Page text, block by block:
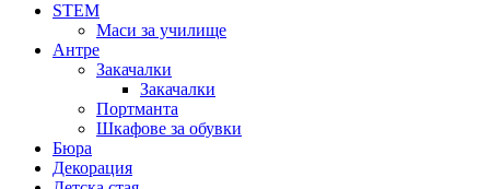
STEM
Маси за училище
Антре
Закачалки
Закачалки
Портманта
Шкафове за обувки
Бюра
Декорация